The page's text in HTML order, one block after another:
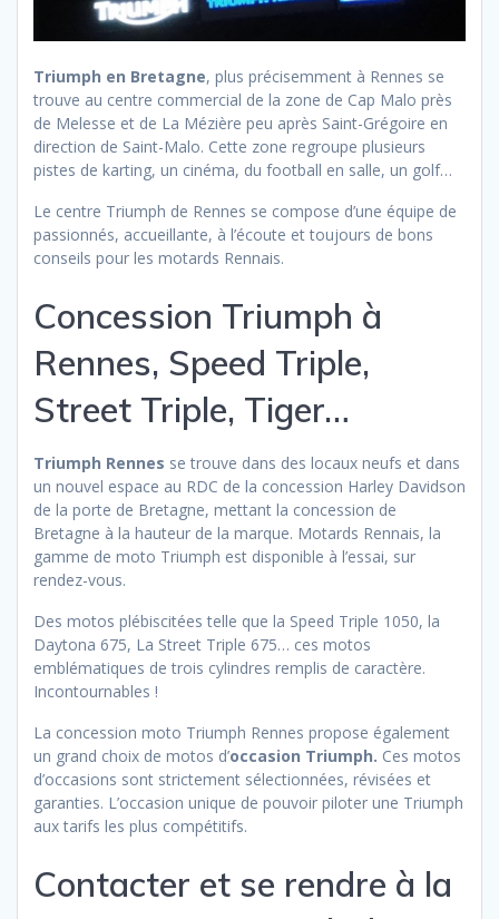
Triumph en Bretagne, plus précisemment à Rennes se
trouve au centre commercial de la zone de Cap Malo près
de Melesse et de La Mézière peu après Saint-Grégoire en
direction de Saint-Malo. Cette zone regroupe plusieurs
pistes de karting, un cinéma, du football en salle, un golf…
Le centre Triumph de Rennes se compose d’une équipe de
passionnés, accueillante, à l’écoute et toujours de bons
conseils pour les motards Rennais.
Concession Triumph à
Rennes, Speed Triple,
Street Triple, Tiger…
Triumph Rennes se trouve dans des locaux neufs et dans
un nouvel espace au RDC de la concession Harley Davidson
de la porte de Bretagne, mettant la concession de
Bretagne à la hauteur de la marque. Motards Rennais, la
gamme de moto Triumph est disponible à l’essai, sur
rendez-vous.
Des motos plébiscitées telle que la Speed Triple 1050, la
Daytona 675, La Street Triple 675… ces motos
emblématiques de trois cylindres remplis de caractère.
Incontournables !
La concession moto Triumph Rennes propose également
un grand choix de motos d’occasion Triumph. Ces motos
d’occasions sont strictement sélectionnées, révisées et
garanties. L’occasion unique de pouvoir piloter une Triumph
aux tarifs les plus compétitifs.
Contacter et se rendre à la